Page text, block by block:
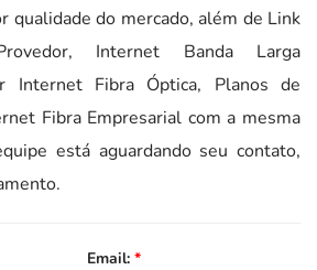
qualidade do mercado, além de Link
Internet Banda Larga
Internet Fibra Óptica, Planos de
Fibra Empresarial com a mesma
está aguardando seu contato,
Email: *